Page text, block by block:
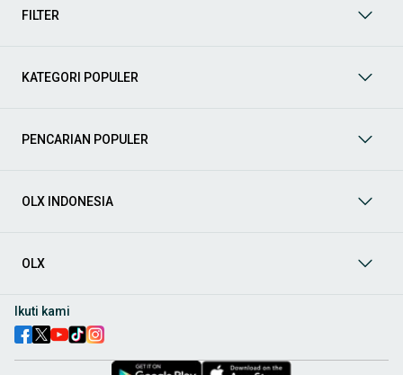
berbagai jenis mobil baru maupun bekas dengan kondisi
Aksesoris Mobil: Lengkapi tampilan dan fungsionalitas mobil
aksesoris interior seperti sarung jok dan karpet, hingga
berbagai pilihan
, speaker, amplifier, subwoofer,
ingin meningkatkan kualitas suara dalam kabin
Spare Part Mobil
part mobiloriginal dan berkualitas dari OLX! Temukan
FILTER
KATEGORI POPULER
PENCARIAN POPULER
OLX INDONESIA
OLX
Ikuti kami